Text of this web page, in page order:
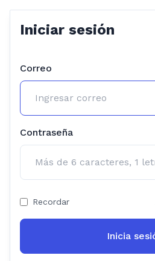
Iniciar sesión
Correo
Contraseña
Recordar